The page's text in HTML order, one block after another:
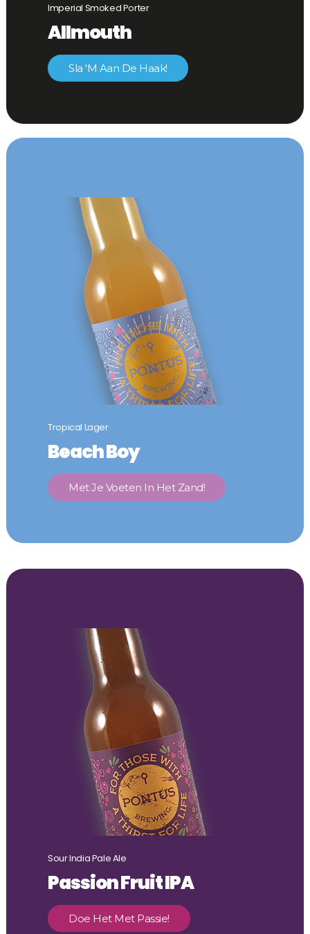
Imperial Smoked Porter
Allmouth
Sla 'm Aan De Haak!
Tropical Lager
Beach Boy
Met Je Voeten In Het Zand!
Sour India Pale Ale
Passion Fruit IPA
Doe Het Met Passie!